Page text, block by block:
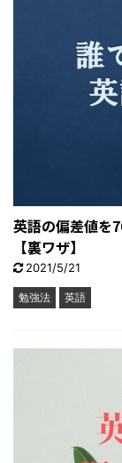
英語の偏差値を
【裏ワザ】
2021/5/21
勉強法 英語